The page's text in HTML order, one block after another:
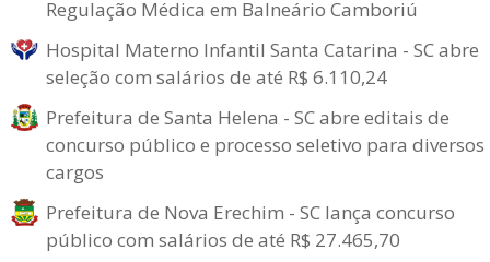
Regulação Médica em Balneário Camboriú
Hospital Materno Infantil Santa Catarina - SC abre
seleção com salários de até R$ 6.110,24
Prefeitura de Santa Helena - SC abre editais de
concurso público e processo seletivo para diversos
cargos
Prefeitura de Nova Erechim - SC lança concurso
público com salários de até R$ 27.465,70